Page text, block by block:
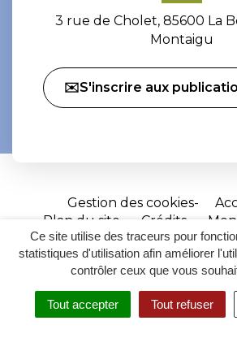
Ce site utilise des traceurs pour
statistiques d'utilisation afin améliorer
contrôler ceux que vous
Tout accepter Tout refuser
RECHERCHER
3 rue de Cholet, 85600 La
Montaigu
✉️S'inscrire aux
Gestion des cookies
Plan du site
Crédits
Site
réalisé
par
Inovagora